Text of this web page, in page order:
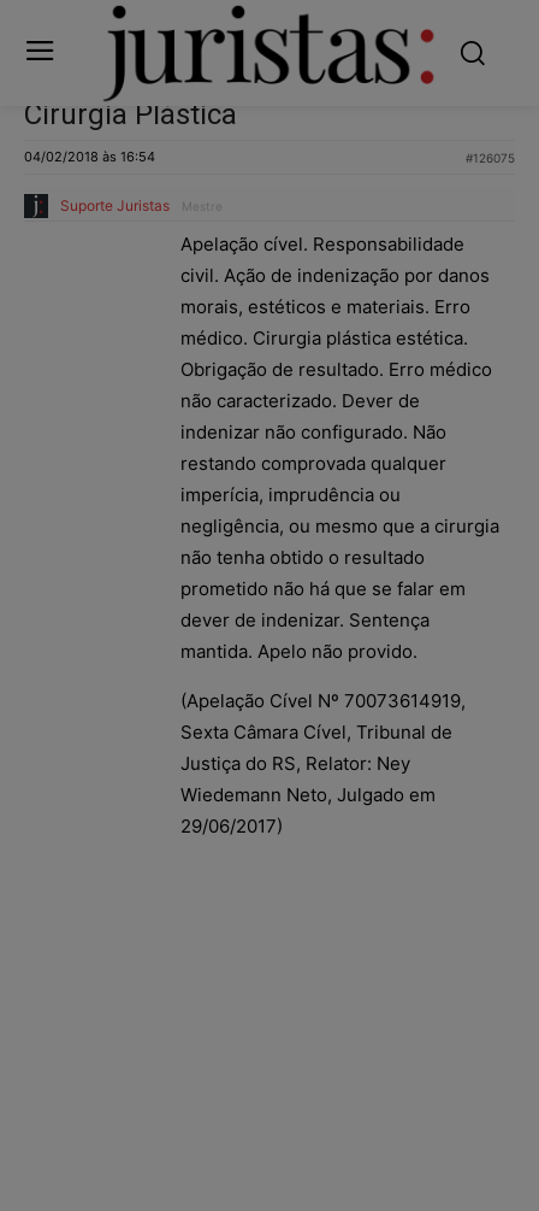
Cirurgia Plástica
04/02/2018 às 16:54 #126075
Suporte Juristas Mestre
Apelação cível. Responsabilidade
civil. Ação de indenização por danos
morais, estéticos e materiais. Erro
médico. Cirurgia plástica estética.
Obrigação de resultado. Erro médico
não caracterizado. Dever de
indenizar não configurado. Não
restando comprovada qualquer
imperícia, imprudência ou
negligência, ou mesmo que a cirurgia
não tenha obtido o resultado
prometido não há que se falar em
dever de indenizar. Sentença
mantida. Apelo não provido.
(Apelação Cível Nº 70073614919,
Sexta Câmara Cível, Tribunal de
Justiça do RS, Relator: Ney
Wiedemann Neto, Julgado em
29/06/2017)